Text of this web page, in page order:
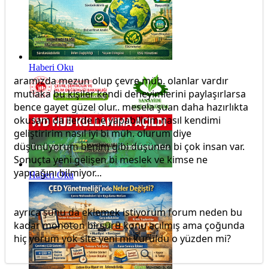
Haberi Oku
Haberi Oku
aramızda mezun olup çevre müh. olanlar vardır
mutlaka bu kişiler kendi deneyimlerini paylaşırlarsa
bence gayet güzel olur.. mesela şuan daha hazırlıkta
okusam da ilerde ne yapabilirim nasıl kendimi
geliştiririm nasıl iyi bi müh. olurum diye
düşünüyorum benim gibi düşünen bi çok insan var.
Sonuçta yeni gelişen bi meslek ve kimse ne
yapcağını bilmiyor...
ayrıca şunu da eklemek istiyorum forum neden bu
kadar monoton birsürü konu açılmış ama çoğunda
hiç yorum yok site yeni mi kuruldu o yüzden mi?